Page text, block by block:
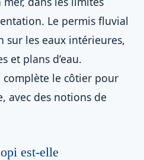
Le permis fluvial
sur les eaux intérieures,
et plans d’eau.
complète le côtier pour
avec des notions de
est-elle